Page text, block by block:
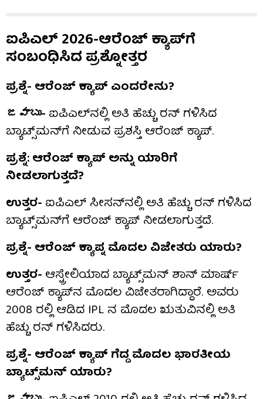
ಐಪಿಎಲ್ 2026-ಆರೆಂಜ್​ ಕ್ಯಾಪ್​ಗೆ
ಸಂಬಂಧಿಸಿದ ಪ್ರಶ್ನೋತ್ತರ
ಪ್ರಶ್ನೆ- ಆರೆಂಜ್ ಕ್ಯಾಪ್ ಎಂದರೇನು?
జవాబు- ಐಪಿಎಲ್‌ನಲ್ಲಿ ಅತಿ ಹೆಚ್ಚು ರನ್ ಗಳಿಸಿದ
ಬ್ಯಾಟ್ಸ್‌ಮನ್‌ಗೆ ನೀಡುವ ಪ್ರಶಸ್ತಿ ಆರೆಂಜ್ ಕ್ಯಾಪ್.
ಪ್ರಶ್ನೆ: ಆರೆಂಜ್ ಕ್ಯಾಪ್ ಅನ್ನು ಯಾರಿಗೆ
ನೀಡಲಾಗುತ್ತದೆ?
ಉತ್ತರ- ಐಪಿಎಲ್ ಸೀಸನ್‌ನಲ್ಲಿ ಅತಿ ಹೆಚ್ಚು ರನ್ ಗಳಿಸಿದ
ಬ್ಯಾಟ್ಸ್‌ಮನ್‌ಗೆ ಆರೆಂಜ್ ಕ್ಯಾಪ್ ನೀಡಲಾಗುತ್ತದೆ.
ಪ್ರಶ್ನೆ- ಆರೆಂಜ್ ಕ್ಯಾಪ್ನ ಮೊದಲ ವಿಜೇತರು ಯಾರು?
ಉತ್ತರ- ಆಸ್ಟ್ರೇಲಿಯಾದ ಬ್ಯಾಟ್ಸ್‌ಮನ್ ಶಾನ್ ಮಾರ್ಷ್
ಆರೆಂಜ್ ಕ್ಯಾಪ್‌ನ ಮೊದಲ ವಿಜೇತರಾಗಿದ್ದಾರೆ. ಅವರು
2008 ರಲ್ಲಿ ಆಡಿದ IPL ನ ಮೊದಲ ಋತುವಿನಲ್ಲಿ ಅತಿ
ಹೆಚ್ಚು ರನ್ ಗಳಿಸಿದರು.
ಪ್ರಶ್ನೆ- ಆರೆಂಜ್ ಕ್ಯಾಪ್ ಗೆದ್ದ ಮೊದಲ ಭಾರತೀಯ
ಬ್ಯಾಟ್ಸ್‌ಮನ್ ಯಾರು?